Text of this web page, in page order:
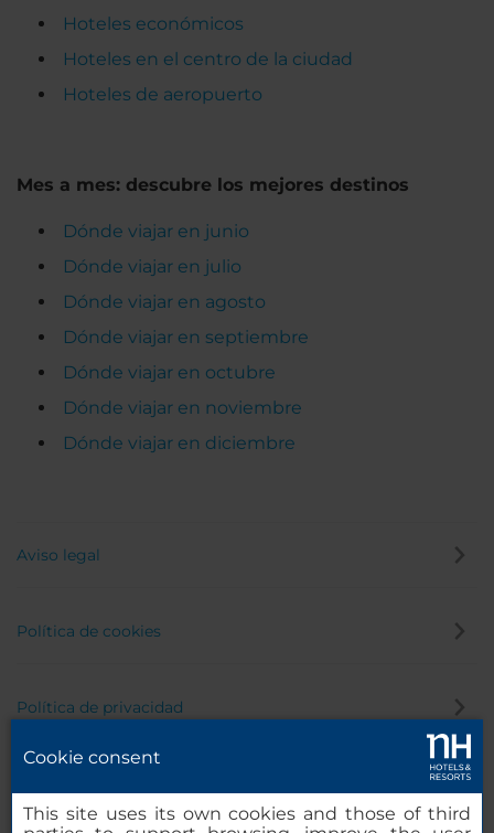
Hoteles económicos
Hoteles en el centro de la ciudad
Hoteles de aeropuerto
Mes a mes: descubre los mejores destinos
Dónde viajar en junio
Dónde viajar en julio
Dónde viajar en agosto
Dónde viajar en septiembre
Dónde viajar en octubre
Dónde viajar en noviembre
Dónde viajar en diciembre
Aviso legal
Política de cookies
Política de privacidad
Cookie consent
This site uses its own cookies and those of third